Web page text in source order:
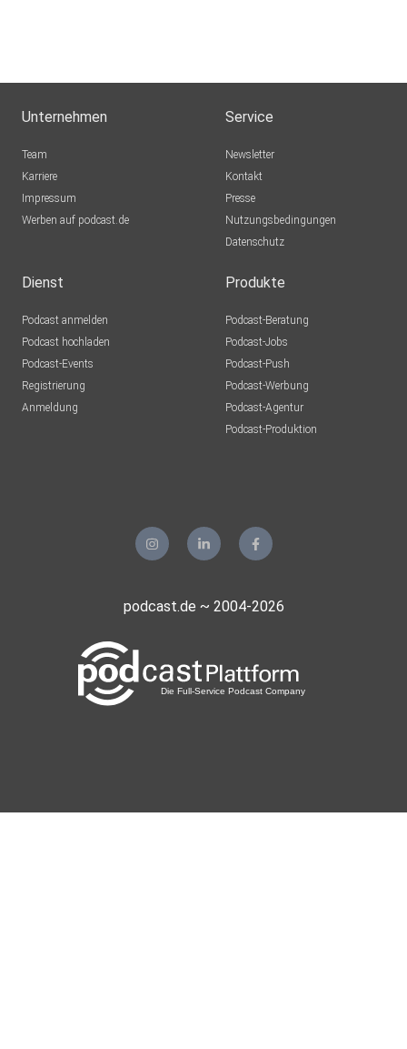
Unternehmen
Team
Karriere
Impressum
Werben auf podcast.de
Service
Newsletter
Kontakt
Presse
Nutzungsbedingungen
Datenschutz
Dienst
Podcast anmelden
Podcast hochladen
Podcast-Events
Registrierung
Anmeldung
Produkte
Podcast-Beratung
Podcast-Jobs
Podcast-Push
Podcast-Werbung
Podcast-Agentur
Podcast-Produktion
podcast.de ~ 2004-2026